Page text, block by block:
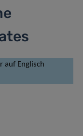
auf Englisch